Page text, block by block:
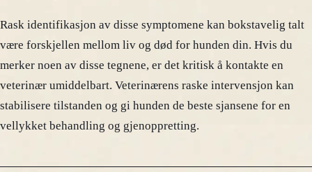
Rask identifikasjon av disse symptomene kan bokstavelig talt
være forskjellen mellom liv og død for hunden din. Hvis du
merker noen av disse tegnene, er det kritisk å kontakte en
veterinær umiddelbart. Veterinærens raske intervensjon kan
stabilisere tilstanden og gi hunden de beste sjansene for en
vellykket behandling og gjenoppretting.